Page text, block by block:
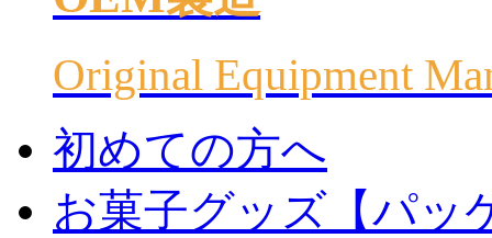
Original Equipment
初めての方へ
お菓子グッズ【パッ